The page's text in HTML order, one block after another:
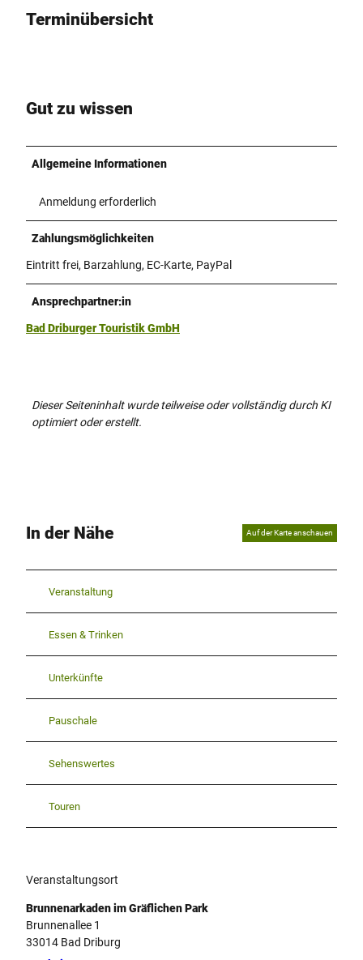
Terminübersicht
Gut zu wissen
Allgemeine Informationen
Anmeldung erforderlich
Zahlungsmöglichkeiten
Eintritt frei, Barzahlung, EC-Karte, PayPal
Ansprechpartner:in
Bad Driburger Touristik GmbH
Dieser Seiteninhalt wurde teilweise oder vollständig durch KI
optimiert oder erstellt.
In der Nähe Auf der Karte anschauen
Veranstaltung
Essen & Trinken
Unterkünfte
Pauschale
Sehenswertes
Touren
Veranstaltungsort
Brunnenarkaden im Gräflichen Park
Brunnenallee 1
33014 Bad Driburg